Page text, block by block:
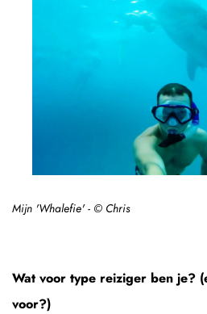
Mijn 'Whalefie' - © Chris
Wat voor type reiziger ben je?
voor?)